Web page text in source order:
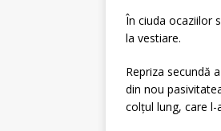
În ciuda ocaziilor
la vestiare.
Repriza secundă
din nou
colțul lung, care l-